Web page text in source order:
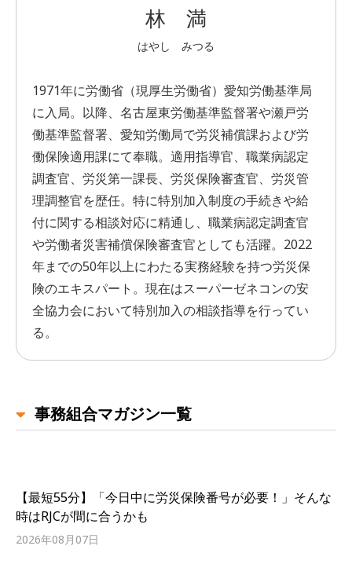
林 満
はやし みつる
1971年に労働省（現厚生労働省）愛知労働基準局
に入局。以降、名古屋東労働基準監督署や瀬戸労
働基準監督署、愛知労働局で労災補償課および労
働保険適用課にて奉職。適用指導官、職業病認定
調査官、労災第一課長、労災保険審査官、労災管
理調整官を歴任。特に特別加入制度の手続きや給
付に関する相談対応に精通し、職業病認定調査官
や労働者災害補償保険審査官としても活躍。2022
年までの50年以上にわたる実務経験を持つ労災保
険のエキスパート。現在はスーパーゼネコンの安
全協力会において特別加入の相談指導を行ってい
る。
事務組合マガジン一覧
【最短55分】「今日中に労災保険番号が必要！」そんな
時はRJCが間に合うかも
2026年08月07日